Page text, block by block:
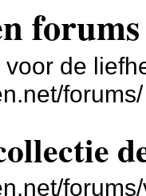
forums
de
forums/